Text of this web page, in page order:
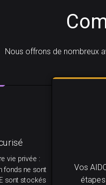
Nous offrons de nombreux
Vos
vie privée :
fonds ne sont
sont stockés